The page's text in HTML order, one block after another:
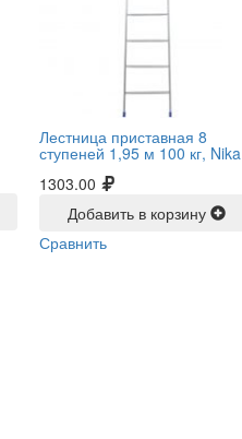
Лестница приставная 8
ступеней 1,95 м 100 кг, Nika
1303.00
Добавить в корзину
Сравнить